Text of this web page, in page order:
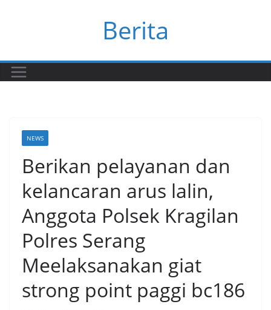
Berita
NEWS
Berikan pelayanan dan
kelancaran arus lalin,
Anggota Polsek Kragilan
Polres Serang
Meelaksanakan giat
strong point paggi bc186